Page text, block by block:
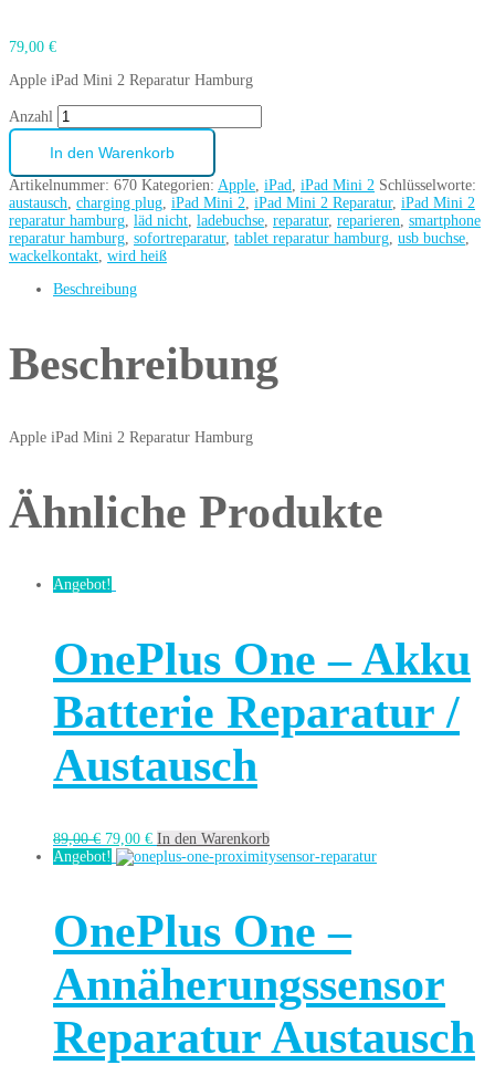
79,00 €
Apple iPad Mini 2 Reparatur Hamburg
Anzahl
In den Warenkorb
Artikelnummer: 670 Kategorien: Apple, iPad, iPad Mini 2 Schlüsselworte:
austausch, charging plug, iPad Mini 2, iPad Mini 2 Reparatur, iPad Mini 2
reparatur hamburg, läd nicht, ladebuchse, reparatur, reparieren, smartphone
reparatur hamburg, sofortreparatur, tablet reparatur hamburg, usb buchse,
wackelkontakt, wird heiß
Beschreibung
Beschreibung
Apple iPad Mini 2 Reparatur Hamburg
Ähnliche Produkte
Angebot!
OnePlus One – Akku
Batterie Reparatur /
Austausch
89,00€ 79,00 € In den Warenkorb
Angebot!
OnePlus One –
Annäherungssensor
Reparatur Austausch